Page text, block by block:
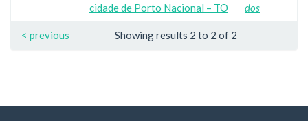
cidade de Porto Nacional – TO
dos
Showing results 2 to 2 of 2
< previous